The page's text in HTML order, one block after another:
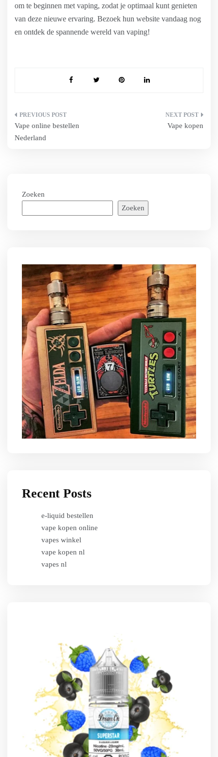
om te beginnen met vaping, zodat je optimaal kunt genieten
van deze nieuwe ervaring. Bezoek hun website vandaag nog
en ontdek de spannende wereld van vaping!
Bericht
navigatie
Vape online bestellen
Nederland
Vape kopen
Zoeken
Zoeken
Recent Posts
e-liquid bestellen
vape kopen online
vapes winkel
vape kopen nl
vapes nl